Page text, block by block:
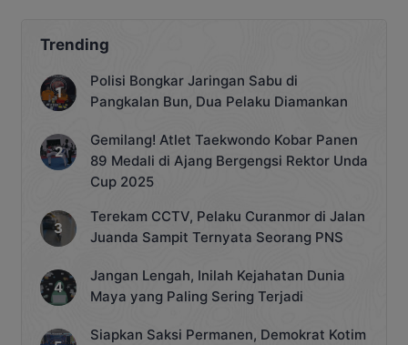
Trending
Polisi Bongkar Jaringan Sabu di
Pangkalan Bun, Dua Pelaku Diamankan
Gemilang! Atlet Taekwondo Kobar Panen
89 Medali di Ajang Bergengsi Rektor Unda
Cup 2025
Terekam CCTV, Pelaku Curanmor di Jalan
Juanda Sampit Ternyata Seorang PNS
Jangan Lengah, Inilah Kejahatan Dunia
Maya yang Paling Sering Terjadi
Siapkan Saksi Permanen, Demokrat Kotim